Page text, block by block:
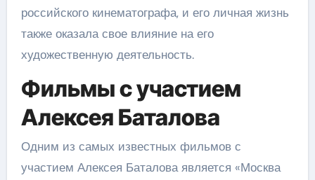
российского кинематографа, и его личная жизнь
также оказала свое влияние на его
художественную деятельность.
Фильмы с участием
Алексея Баталова
Одним из самых известных фильмов с
участием Алексея Баталова является «Москва